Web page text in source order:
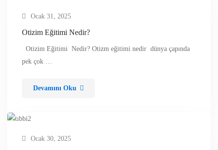
Ocak 31, 2025
Otizim Eğitimi Nedir?
Otizim Eğitimi Nedir? Otizm eğitimi nedir dünya çapında
pek çok …
Devamını Oku
Ocak 30, 2025